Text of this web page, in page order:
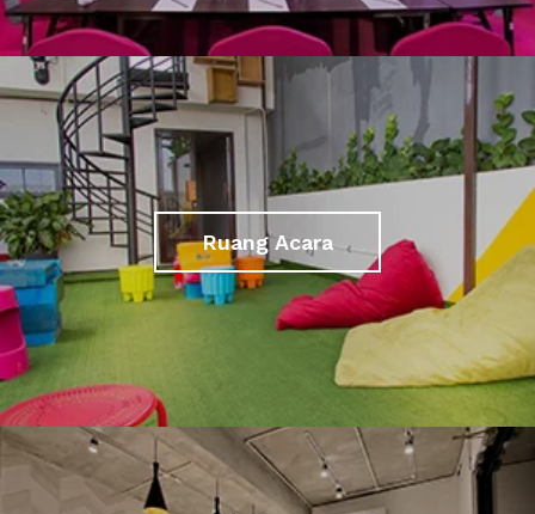
Ruang Acara